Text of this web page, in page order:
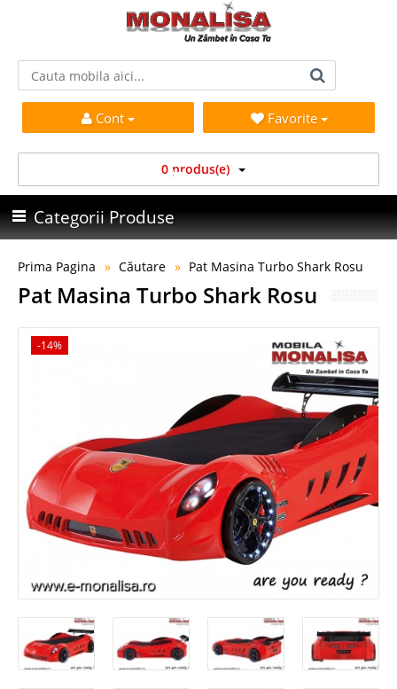
Cont Favorite
0 produs(e)
Categorii Produse
Prima Pagina Căutare Pat Masina Turbo Shark Rosu
Pat Masina Turbo Shark Rosu
-14%